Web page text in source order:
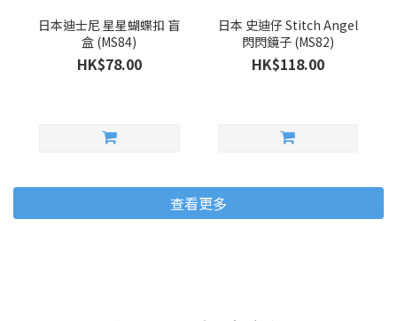
日本迪士尼 星星蝴蝶扣 盲
盒 (MS84)
HK$78.00
日本 史迪仔 Stitch Angel
閃閃鏡子 (MS82)
HK$118.00
查看更多